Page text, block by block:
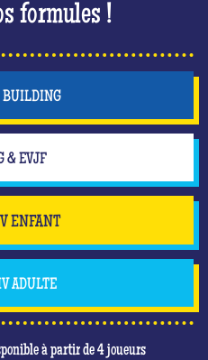
formules !
BUILDING
& EVJF
ENFANT
ADULTE
à partir de 4 joueurs